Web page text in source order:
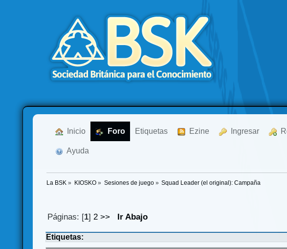
Inicio Foro Etiquetas Ezine Ingresar
Ayuda
La BSK » KIOSKO» Sesiones de juego» Squad Leader (el original): Campaña
Páginas: [1] 2 >> Ir Abajo
Etiquetas: